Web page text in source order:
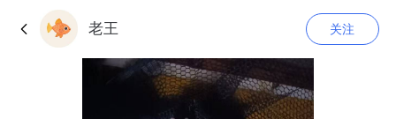
老王 关注